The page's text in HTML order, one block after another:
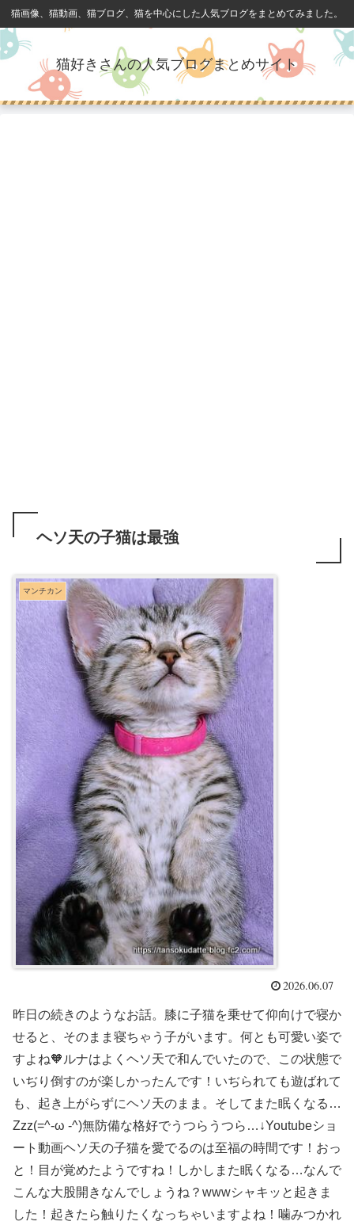
猫画像、猫動画、猫ブログ、猫を中心にした人気ブログをまとめてみました。
猫好きさんの人気ブログまとめサイト
ヘソ天の子猫は最強
マンチカン
2026.06.07
昨日の続きのようなお話。膝に子猫を乗せて仰向けで寝か
せると、そのまま寝ちゃう子がいます。何とも可愛い姿で
すよね🧡ルナはよくヘソ天で和んでいたので、この状態で
いぢり倒すのが楽しかったんです！いぢられても遊ばれて
も、起き上がらずにヘソ天のまま。そしてまた眠くなる…
Zzz(=^-ω -^)無防備な格好でうつらうつら…↓Youtubeショ
ート動画ヘソ天の子猫を愛でるのは至福の時間です！おっ
と！目が覚めたようですね！しかしまた眠くなる…なんで
こんな大股開きなんでしょうね？wwwシャキッと起きま
した！起きたら触りたくなっちゃいますよね！噛みつかれ